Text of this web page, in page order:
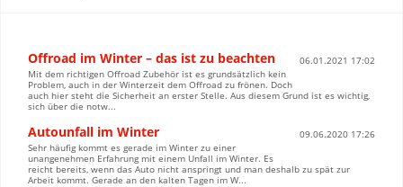
Offroad im Winter – das ist zu beachten
06.01.2021 17:02
Mit dem richtigen Offroad Zubehör ist es grundsätzlich kein
Problem, auch in der Winterzeit dem Offroad zu frönen. Doch
auch hier steht die Sicherheit an erster Stelle. Aus diesem Grund ist es wichtig,
sich über die notw...
Autounfall im Winter
09.06.2020 17:26
Sehr häufig kommt es gerade im Winter zu einer
unangenehmen Erfahrung mit einem Unfall im Winter. Es
reicht bereits, wenn das Auto nicht anspringt und man deshalb zu spät zur
Arbeit kommt. Gerade an den kalten Tagen im W...